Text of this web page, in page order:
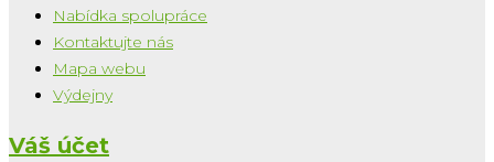
Nabídka spolupráce
Kontaktujte nás
Mapa webu
Výdejny
Váš účet